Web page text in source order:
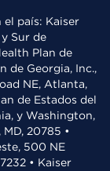
el país: Kaiser
Sur de
Plan de
de Georgia, Inc.,
NE, Atlanta,
de Estados del
y Washington,
20785 •
500 NE
• Kaiser